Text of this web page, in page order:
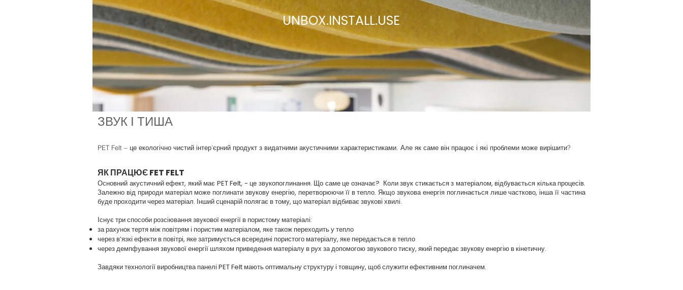
UNBOX.INSTALL.USE
ЗВУК І ТИША
PET Felt – це екологічно чистий інтер’єрний продукт з видатними акустичними характеристиками. Але як саме він працює і які проблеми може вирішити?
ЯК ПРАЦЮЄ FET FELT
Основний акустичний ефект, який має PET Felt, - це звукопоглинання. Що саме це означає? Коли звук стикається з матеріалом, відбувається кілька процесів.
Залежно від природи матеріал може поглинати звукову енергію, перетворюючи її в тепло. Якщо звукова енергія поглинається лише частково, інша її частина
буде проходити через матеріал. Інший сценарій полягає в тому, що матеріал відбиває звукові хвилі.
Існує три способи розсіювання звукової енергії в пористому матеріалі:
за рахунок тертя між повітрям і пористим матеріалом, яке також переходить у тепло
через в’язкі ефекти в повітрі, яке затримується всередині пористого матеріалу, яке передається в тепло
через демпфування звукової енергії шляхом приведення матеріалу в рух за допомогою звукового тиску, який передає звукову енергію в кінетичну.
Завдяки технології виробництва панелі PET Felt мають оптимальну структуру і товщину, щоб служити ефективним поглиначем.